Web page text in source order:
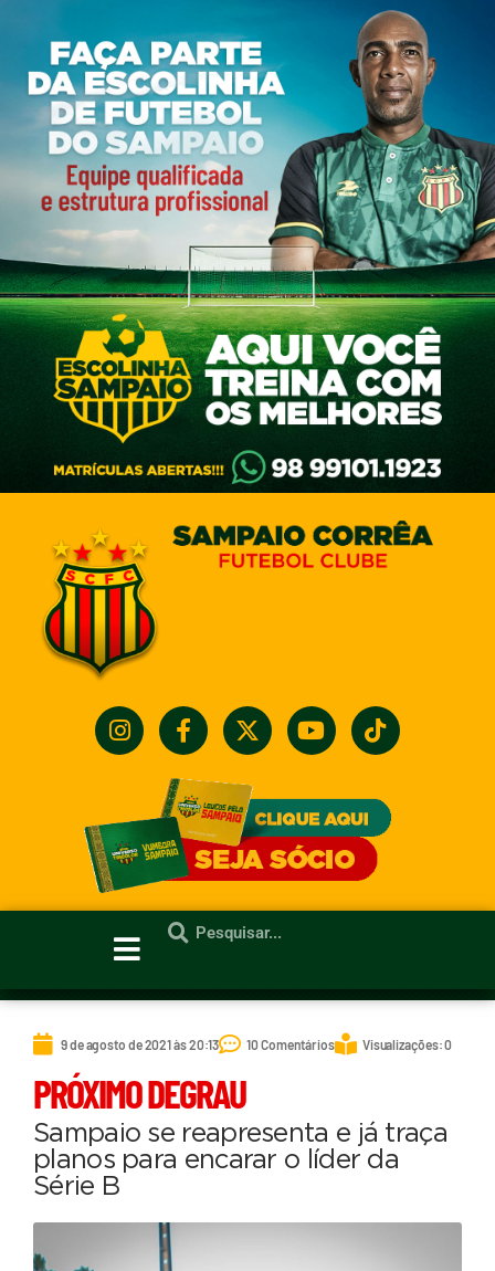
9 de agosto de 2021 às 20:13 10 Comentários Visualizações: 0
PRÓXIMO DEGRAU
Sampaio se reapresenta e já traça
planos para encarar o líder da
Série B